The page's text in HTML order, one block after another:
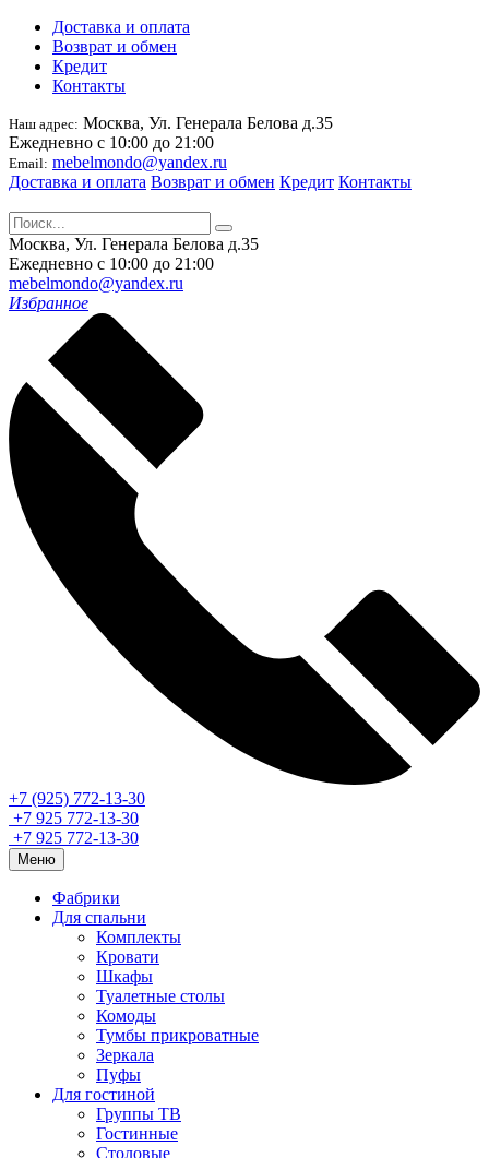
Доставка и оплата
Возврат и обмен
Кредит
Контакты
Наш адрес: Москва, Ул. Генерала Белова д.35
Ежедневно с 10:00 до 21:00
Email: mebelmondo@yandex.ru
Доставка и оплата Возврат и обмен Кредит Контакты
Москва, Ул. Генерала Белова д.35
Ежедневно с 10:00 до 21:00
mebelmondo@yandex.ru
Избранное
+7 (925) 772-13-30
+7 925 772-13-30
+7 925 772-13-30
Меню
Фабрики
Для спальни
Комплекты
Кровати
Шкафы
Туалетные столы
Комоды
Тумбы прикроватные
Зеркала
Пуфы
Для гостиной
Группы ТВ
Гостинные
Столовые